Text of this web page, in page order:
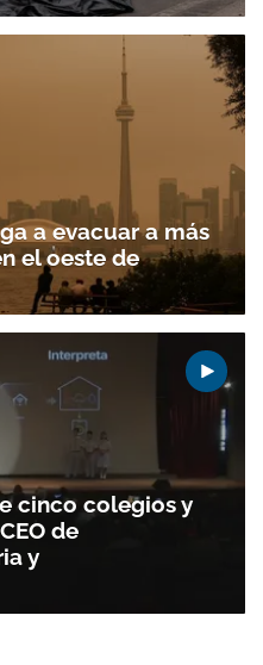
a evacuar a más
el oeste de
cinco colegios y
de
y